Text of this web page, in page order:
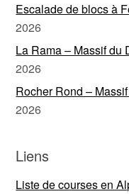
Escalade de blocs à
2026
La Rama – Massif du
2026
Rocher Rond –
2026
Liens
Liste de courses en